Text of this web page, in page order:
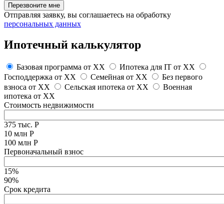
Перезвоните мне
Отправляя заявку, вы соглашаетесь на обработку
персональных данных
Ипотечный калькулятор
Базовая программа от XX Ипотека для IT от XX
Господдержка от XX Семейная от XX
Без первого
взноса от XX Сельская ипотека от XX
Военная
ипотека от XX
Стоимость недвижимости
375 тыс. Р
10 млн Р
100 млн Р
Первоначальный взнос
15%
90%
Срок кредита